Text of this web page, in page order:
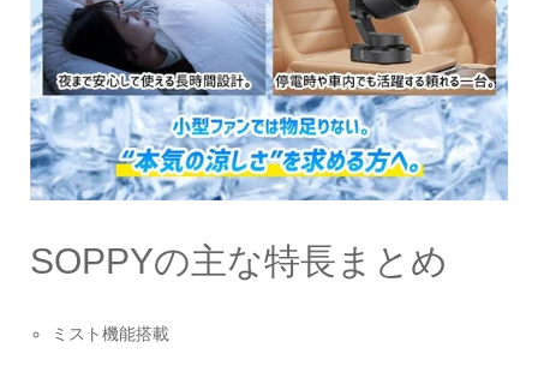
SOPPYの主な特長まとめ
ミスト機能搭載